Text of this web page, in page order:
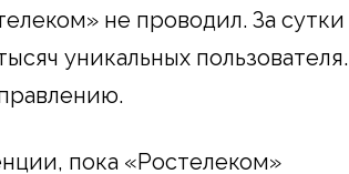
не проводил. За сутки
уникальных пользователя.
пока «Ростелеком»